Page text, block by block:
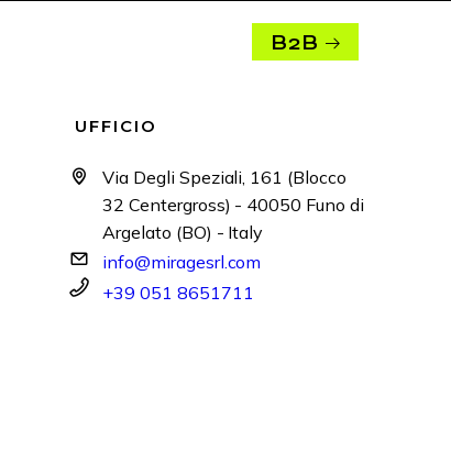
B2B
UFFICIO
Via Degli Speziali, 161 (Blocco
32 Centergross) - 40050 Funo di
Argelato (BO) - Italy
info@miragesrl.com
+39 051 8651711